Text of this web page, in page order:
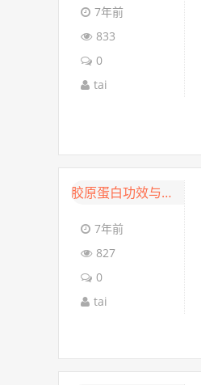
7年前
833
0
tai
胶原蛋白功效与作用
7年前
827
0
tai